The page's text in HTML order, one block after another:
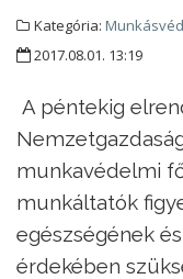
Kategória:
2017.08.01. 13:19
A péntekig
munkavédelmi
munkáltatók
egészségének
érdekében